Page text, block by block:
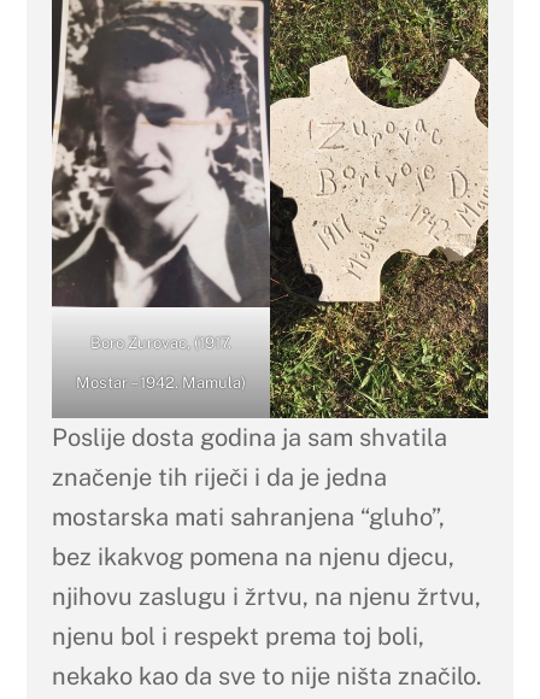
Boro Zurovac, (1917.
Mostar – 1942. Mamula)
Poslije dosta godina ja sam shvatila
značenje tih riječi i da je jedna
mostarska mati sahranjena “gluho”,
bez ikakvog pomena na njenu djecu,
njihovu zaslugu i žrtvu, na njenu žrtvu,
njenu bol i respekt prema toj boli,
nekako kao da sve to nije ništa značilo.